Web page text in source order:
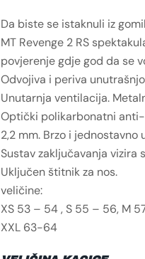
Da biste se istaknuli iz
MT Revenge 2 RS
povjerenje gdje god da se
Odvojiva i periva
Unutarnja ventilacija.
Optički polikarbonatni
2,2 mm. Brzo i jednostavno
Sustav zaključavanja vizira
Uključen štitnik za nos.
veličine:
XS 53 – 54 , S 55 – 56, M
XXL 63-64